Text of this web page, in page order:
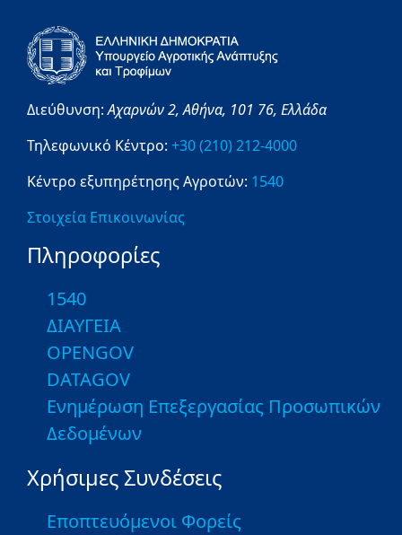
Διεύθυνση:Αχαρνών 2,Αθήνα, 101 76, Ελλάδα
Τηλεφωνικό Κέντρο: +30 (210) 212-4000
Κέντρο εξυπηρέτησης Αγροτών: 1540
Στοιχεία Επικοινωνίας
Πληροφορίες
1540
ΔΙΑΥΓΕΙΑ
OPENGOV
DATAGOV
Ενημέρωση Επεξεργασίας Προσωπικών
Δεδομένων
Χρήσιμες Συνδέσεις
Εποπτευόμενοι Φορείς